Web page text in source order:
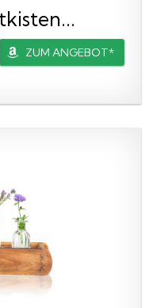
ZUM ANGEBOT*